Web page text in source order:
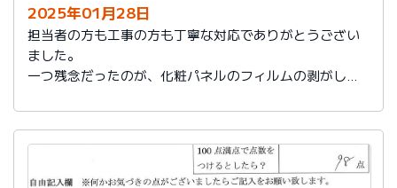
2025年01月28日
担当者の方も工事の方も丁寧な対応でありがとうござい
ました。
一つ残念だったのが、化粧パネルのフィルムの剥がし忘
分たちでパネルを外したり付けたりしました。そこが無
駄な時間と色で悩んでしまった時間があったのが残念で